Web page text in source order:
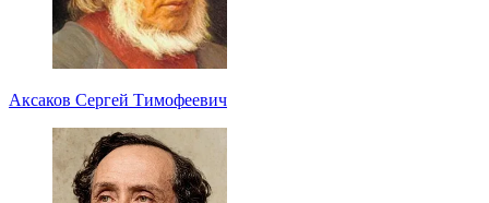
Аксаков Сергей Тимофеевич